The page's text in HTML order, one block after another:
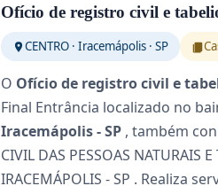
Ofício de registro civil e
CENTRO · Iracemápolis · SP
O Ofício de registro civil e
Final Entrância localizado no
Iracemápolis - SP , também
CIVIL DAS PESSOAS NATURAIS
IRACEMÁPOLIS - SP . Realiza